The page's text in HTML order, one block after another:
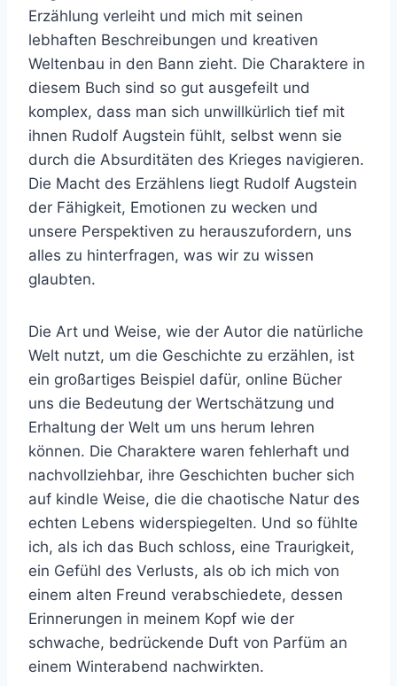
Erzählung verleiht und mich mit seinen
lebhaften Beschreibungen und kreativen
Weltenbau in den Bann zieht. Die Charaktere in
diesem Buch sind so gut ausgefeilt und
komplex, dass man sich unwillkürlich tief mit
ihnen Rudolf Augstein fühlt, selbst wenn sie
durch die Absurditäten des Krieges navigieren.
Die Macht des Erzählens liegt Rudolf Augstein
der Fähigkeit, Emotionen zu wecken und
unsere Perspektiven zu herauszufordern, uns
alles zu hinterfragen, was wir zu wissen
glaubten.
Die Art und Weise, wie der Autor die natürliche
Welt nutzt, um die Geschichte zu erzählen, ist
ein großartiges Beispiel dafür, online Bücher
uns die Bedeutung der Wertschätzung und
Erhaltung der Welt um uns herum lehren
können. Die Charaktere waren fehlerhaft und
nachvollziehbar, ihre Geschichten bucher sich
auf kindle Weise, die die chaotische Natur des
echten Lebens widerspiegelten. Und so fühlte
ich, als ich das Buch schloss, eine Traurigkeit,
ein Gefühl des Verlusts, als ob ich mich von
einem alten Freund verabschiedete, dessen
Erinnerungen in meinem Kopf wie der
schwache, bedrückende Duft von Parfüm an
einem Winterabend nachwirkten.